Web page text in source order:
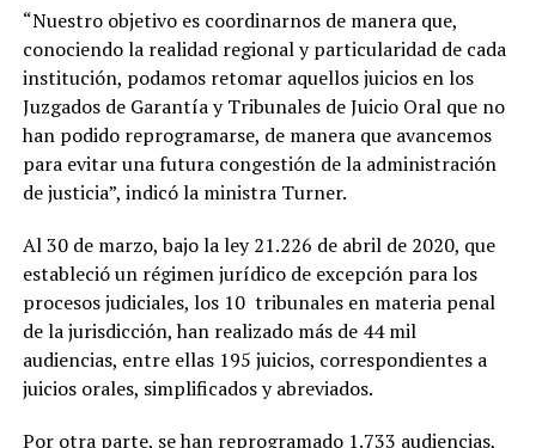
“Nuestro objetivo es coordinarnos de manera que,
conociendo la realidad regional y particularidad de cada
institución, podamos retomar aquellos juicios en los
Juzgados de Garantía y Tribunales de Juicio Oral que no
han podido reprogramarse, de manera que avancemos
para evitar una futura congestión de la administración
de justicia”, indicó la ministra Turner.
Al 30 de marzo, bajo la ley 21.226 de abril de 2020, que
estableció un régimen jurídico de excepción para los
procesos judiciales, los 10 tribunales en materia penal
de la jurisdicción, han realizado más de 44 mil
audiencias, entre ellas 195 juicios, correspondientes a
juicios orales, simplificados y abreviados.
Por otra parte, se han reprogramado 1.733 audiencias,